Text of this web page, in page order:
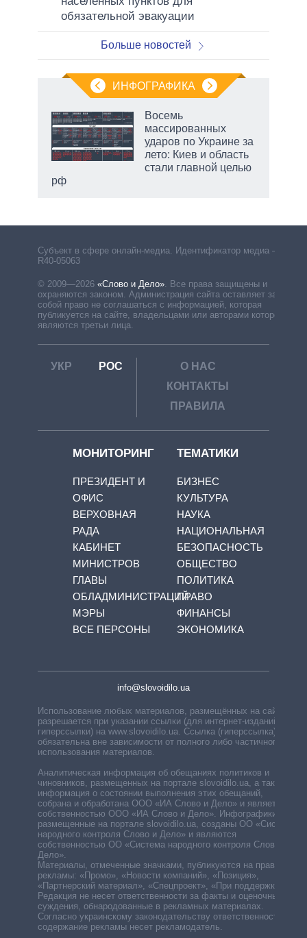
обязательной эвакуации
Больше новостей
ИНФОГРАФИКА
Восемь
массированных
ударов по Украине за
лето: Киев и область
стали главной целью
рф
Субъект в сфере онлайн-медиа. Идентификатор медиа –
R40-05063
© 2009—2026 «Слово и Дело». Все права защищены и
охраняются законом. Администрация сайта оставляет за
собой право не соглашаться с информацией, которая
публикуется на сайте, владельцами или авторами которой
являются третьи лица.
УКР РОС
О НАС
КОНТАКТЫ
ПРАВИЛА
МОНИТОРИНГ
ПРЕЗИДЕНТ И
ОФИС
ВЕРХОВНАЯ
РАДА
КАБИНЕТ
МИНИСТРОВ
ГЛАВЫ
ОБЛАДМИНИСТРАЦИЙ
МЭРЫ
ВСЕ ПЕРСОНЫ
ТЕМАТИКИ
БИЗНЕС
КУЛЬТУРА
НАУКА
НАЦИОНАЛЬНАЯ
БЕЗОПАСНОСТЬ
ОБЩЕСТВО
ПОЛИТИКА
ПРАВО
ФИНАНСЫ
ЭКОНОМИКА
info@slovoidilo.ua
Использование любых материалов, размещённых на сайте,
разрешается при указании ссылки (для интернет-изданий —
гиперссылки) на www.slovoidilo.ua. Ссылка (гиперссылка)
обязательна вне зависимости от полного либо частичного
использования материалов.
Аналитическая информация об обещаниях политиков и
чиновников, размещенных на портале slovoidilo.ua, а также
информация о состоянии выполнения этих обещаний,
собрана и обработана ООО «ИА Слово и Дело» и является
собственностью ООО «ИА Слово и Дело». Инфографики,
размещенные на портале slovoidilo.ua, созданы ОО «Система
народного контроля Слово и Дело» и являются
собственностью ОО «Система народного контроля Слово и
Дело».
Материалы, отмеченные значками, публикуются на правах
рекламы: «Промо», «Новости компаний», «Позиция»,
«Партнерский материал», «Спецпроект», «При поддержке».
Редакция не несет ответственности за факты и оценочные
суждения, обнародованные в рекламных материалах.
Согласно украинскому законодательству ответственность за
содержание рекламы несет рекламодатель.